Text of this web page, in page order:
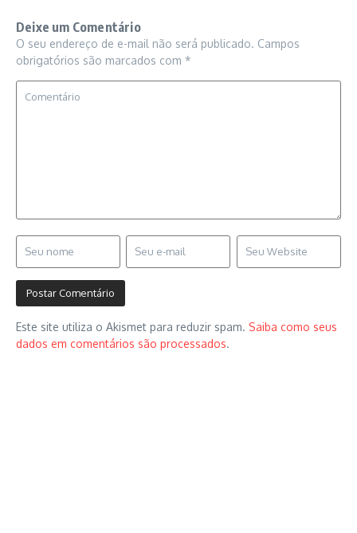
Deixe um Comentário
O seu endereço de e-mail não será publicado. Campos
obrigatórios são marcados com *
Este site utiliza o Akismet para reduzir spam. Saiba como seus
dados em comentários são processados.